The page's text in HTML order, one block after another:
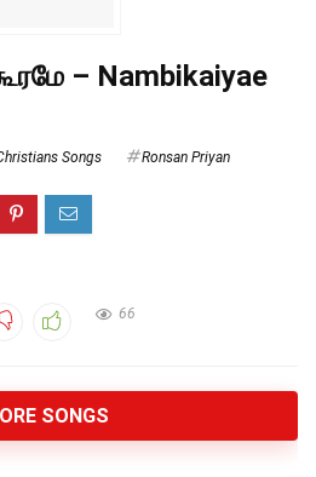
– Nambikaiyae
Songs Ronsan Priyan
66
SONGS